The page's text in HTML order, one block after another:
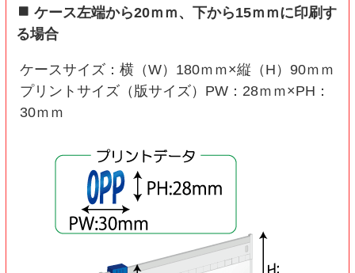
ケース左端から20ｍｍ、下から15ｍｍに印刷す
る場合
ケースサイズ：横（W）180ｍｍ×縦（H）90ｍｍ
プリントサイズ（版サイズ）PW：28ｍｍ×PH：
30ｍｍ